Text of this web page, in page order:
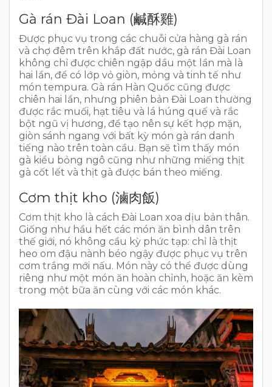
Gà rán Đài Loan (鹹酥雞)
Được phục vụ trong các chuỗi cửa hàng gà rán
và chợ đêm trên khắp đất nước, gà rán Đài Loan
không chỉ được chiên ngập dầu một lần mà là
hai lần, để có lớp vỏ giòn, mỏng và tinh tế như
món tempura. Gà rán Hàn Quốc cũng được
chiên hai lần, nhưng phiên bản Đài Loan thường
được rắc muối, hạt tiêu và lá húng quế và rắc
bột ngũ vị hương, để tạo nên sự kết hợp mặn,
giòn sánh ngang với bất kỳ món gà rán danh
tiếng nào trên toàn cầu. Bạn sẽ tìm thấy món
gà kiểu bỏng ngô cũng như những miếng thịt
gà cốt lết và thịt gà được bán theo miếng.
Cơm thịt kho (滷肉飯)
Cơm thịt kho là cách Đài Loan xoa dịu bản thân.
Giống như hầu hết các món ăn bình dân trên
thế giới, nó không cầu kỳ phức tạp: chỉ là thịt
heo om đậu nành béo ngậy được phục vụ trên
cơm trắng mới nấu. Món này có thể được dùng
riêng như một món ăn hoàn chỉnh, hoặc ăn kèm
trong một bữa ăn cùng với các món khác.